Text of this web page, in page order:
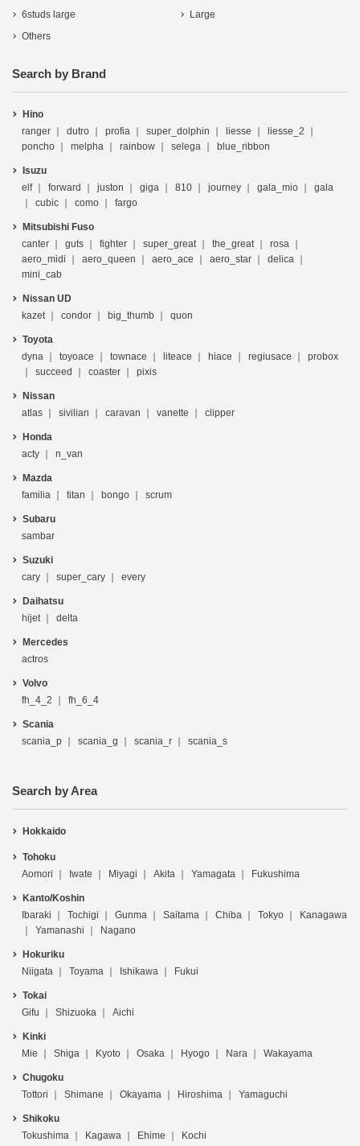
6studs large
Large
Others
Search by Brand
Hino
ranger
dutro profia super_dolphin liesse
liesse_2
poncho
melpha rainbow selega blue_ribbon
Isuzu
elf
forward juston giga 810 journey gala_mio
gala
cubic
como fargo
Mitsubishi Fuso
canter
guts fighter super_great the_great
rosa
aero_midi
aero_queen aero_ace aero_star
delica
mini_cab
Nissan UD
kazet
condor big_thumb quon
Toyota
dyna
toyoace townace liteace hiace regiusace
probox
succeed
coaster pixis
Nissan
atlas
sivilian caravan vanette clipper
Honda
acty
n_van
Mazda
familia
titan bongo scrum
Subaru
sambar
Suzuki
cary
super_cary every
Daihatsu
hijet
delta
Mercedes
actros
Volvo
fh_4_2
fh_6_4
Scania
scania_p
scania_g scania_r scania_s
Search by Area
Hokkaido
Tohoku
Aomori
Iwate Miyagi Akita Yamagata Fukushima
Kanto/Koshin
Ibaraki
Tochigi Gunma Saitama Chiba Tokyo
Kanagawa
Yamanashi
Nagano
Hokuriku
Niigata
Toyama Ishikawa Fukui
Tokai
Gifu
Shizuoka Aichi
Kinki
Mie
Shiga Kyoto Osaka Hyogo Nara Wakayama
Chugoku
Tottori
Shimane Okayama Hiroshima Yamaguchi
Shikoku
Tokushima
Kagawa Ehime Kochi